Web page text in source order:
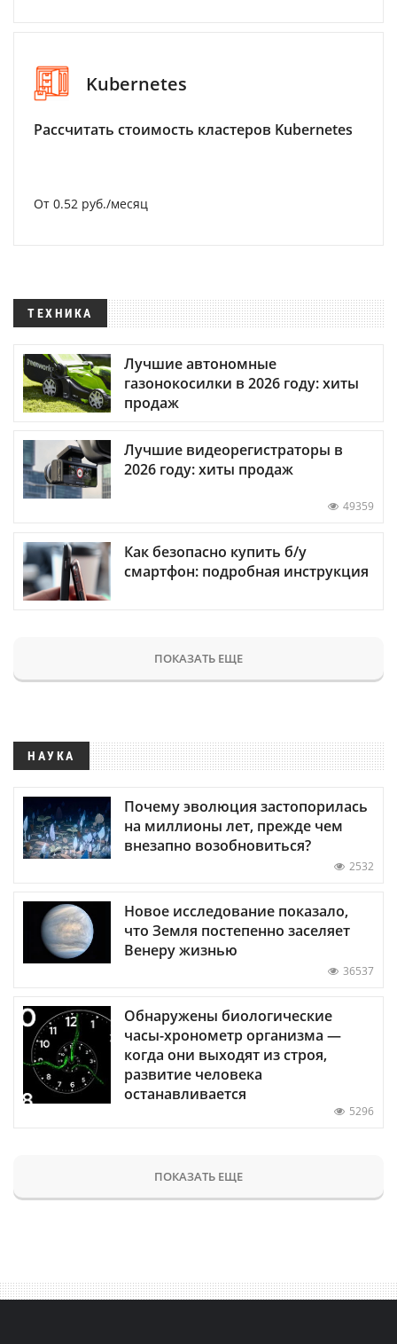
Kubernetes
Рассчитать стоимость кластеров Kubernetes
От 0.52 руб./месяц
ТЕХНИКА
Лучшие автономные
газонокосилки в 2026 году: хиты
продаж
Лучшие видеорегистраторы в
2026 году: хиты продаж
49359
Как безопасно купить б/у
смартфон: подробная инструкция
ПОКАЗАТЬ ЕЩЕ
НАУКА
Почему эволюция застопорилась
на миллионы лет, прежде чем
внезапно возобновиться?
2532
Новое исследование показало,
что Земля постепенно заселяет
Венеру жизнью
36537
Обнаружены биологические
часы-хронометр организма —
когда они выходят из строя,
развитие человека
останавливается
5296
ПОКАЗАТЬ ЕЩЕ